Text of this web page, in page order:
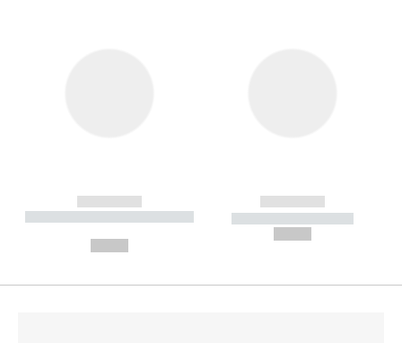
------------
----------- ----------- --------
------------
----------- -----------